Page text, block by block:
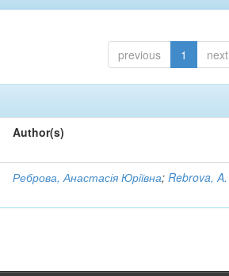
previous 1 next
Author(s)
Реброва, Анастасія Юріївна;Rebrova, A.